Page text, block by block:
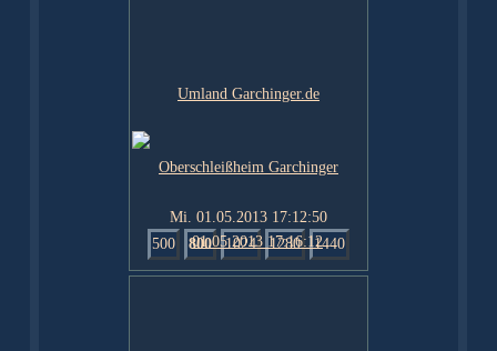
Mi. 01.05.2013 17:12:50
500
800 1024 1280 1440